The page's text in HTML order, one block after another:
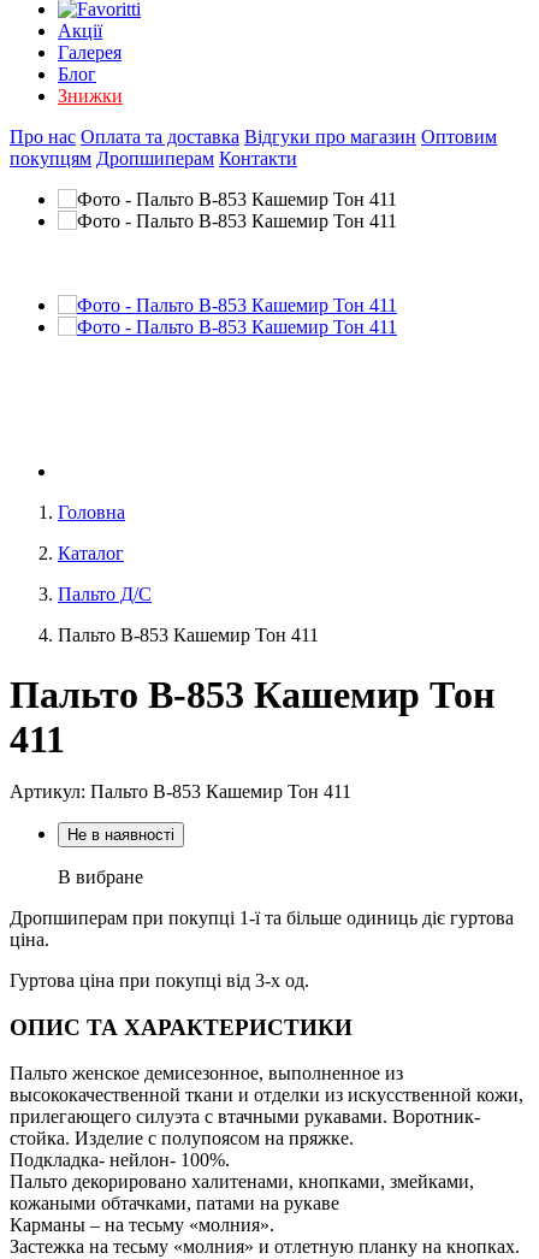
Акції
Галерея
Блог
Знижки
Про нас Оплата та доставка Відгуки про магазин Оптовим
покупцям Дропшиперам Контакти
Головна
Каталог
Пальто Д/С
Пальто В-853 Кашемир Тон 411
Пальто В-853 Кашемир Тон
411
Артикул: Пальто В-853 Кашемир Тон 411
Не в наявності
В вибране
Дропшиперам при покупці 1-ї та більше одиниць діє гуртова
ціна.
Гуртова ціна при покупці від 3-х од.
ОПИС ТА ХАРАКТЕРИСТИКИ
Пальто женское демисезонное, выполненное из
высококачественной ткани и отделки из искусственной кожи,
прилегающего силуэта с втачными рукавами. Воротник-
стойка. Изделие с полупоясом на пряжке.
Подкладка- нейлон- 100%.
Пальто декорировано халитенами, кнопками, змейками,
кожаными обтачками, патами на рукаве
Карманы – на тесьму «молния».
Застежка на тесьму «молния» и отлетную планку на кнопках.